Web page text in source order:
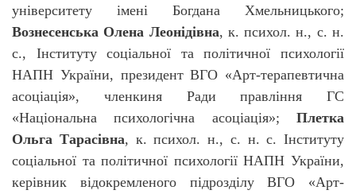
університету імені Богдана Хмельницького;
Вознесенська Олена Леонідівна, к. психол. н., с. н.
с., Інституту соціальної та політичної психології
НАПН України, президент ВГО «Арт-терапевтична
асоціація», членкиня Ради правління ГС
«Національна психологічна асоціація»; Плетка
Ольга Тарасівна, к. психол. н., с. н. с. Інституту
соціальної та політичної психології НАПН України,
керівник відокремленого підрозділу ВГО «Арт-